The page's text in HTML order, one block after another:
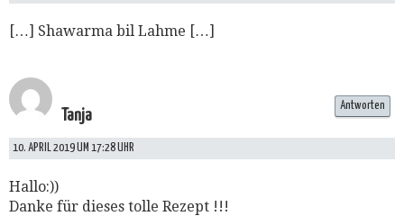
[…] Shawarma bil Lahme […]
Tanja
10. APRIL 2019 UM 17:28 UHR
Hallo:))
Danke für dieses tolle Rezept !!!
Antworten